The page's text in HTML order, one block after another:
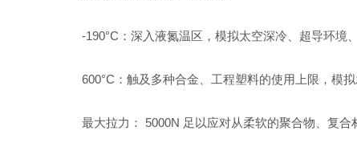
-190°C ：深入液氮温区，模拟太空深冷、超导环境
600°C ：触及多种合金、工程塑料的使用上限，模
最大拉力： 5000N 足以应对从柔软的聚合物、复合